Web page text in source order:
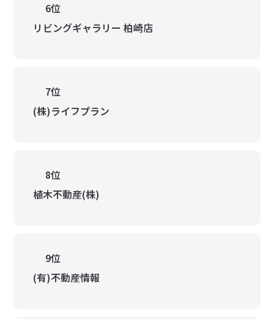
6位
リビングギャラリー 柏崎店
7位
(株)ライフプラン
8位
植木不動産(株)
9位
(有)不動産情報